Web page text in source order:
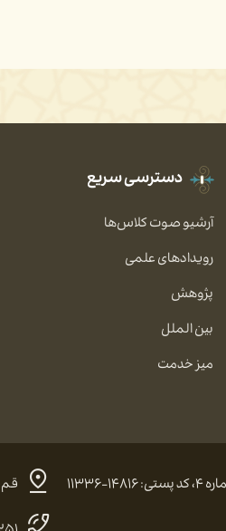
دسترسی سریع
آرشیو صوت کلاس‌ها
رویدادهای علمی
پژوهش
بین الملل
میز خدمت